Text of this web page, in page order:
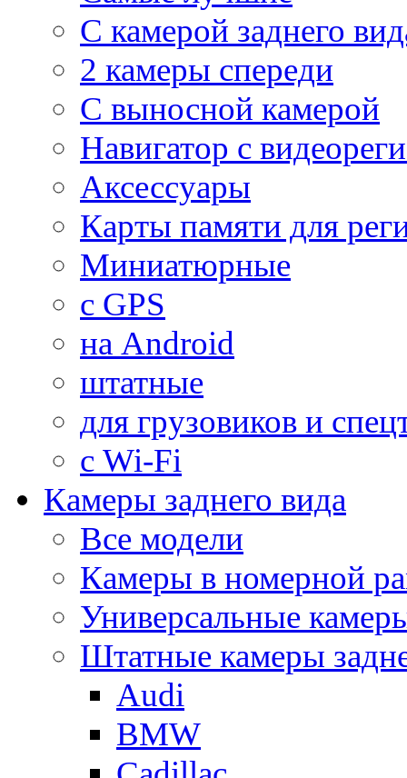
С камерой заднего
2 камеры спереди
С выносной камерой
Навигатор с
Аксессуары
Карты памяти для
Миниатюрные
с GPS
на Android
штатные
для грузовиков и
с Wi-Fi
Камеры заднего вида
Все модели
Камеры в номерной
Универсальные
Штатные камеры
Audi
BMW